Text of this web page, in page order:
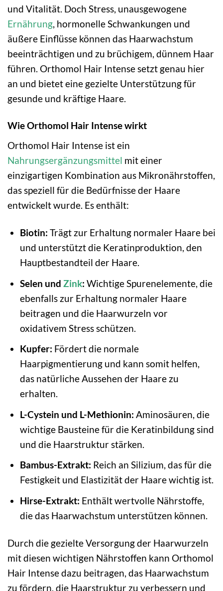
und Vitalität. Doch Stress, unausgewogene
Ernährung , hormonelle Schwankungen und
äußere Einflüsse können das Haarwachstum
beeinträchtigen und zu brüchigem, dünnem Haar
führen. Orthomol Hair Intense setzt genau hier
an und bietet eine gezielte Unterstützung für
gesunde und kräftige Haare.
Wie Orthomol Hair Intense wirkt
Orthomol Hair Intense ist ein
Nahrungsergänzungsmittel mit einer
einzigartigen Kombination aus Mikronährstoffen,
das speziell für die Bedürfnisse der Haare
entwickelt wurde. Es enthält:
Biotin: Trägt zur Erhaltung normaler Haare bei
und unterstützt die Keratinproduktion, den
Hauptbestandteil der Haare.
Selen und Zink: Wichtige Spurenelemente, die
ebenfalls zur Erhaltung normaler Haare
beitragen und die Haarwurzeln vor
oxidativem Stress schützen.
Kupfer: Fördert die normale
Haarpigmentierung und kann somit helfen,
das natürliche Aussehen der Haare zu
erhalten.
L-Cystein und L-Methionin: Aminosäuren, die
wichtige Bausteine für die Keratinbildung sind
und die Haarstruktur stärken.
Bambus-Extrakt: Reich an Silizium, das für die
Festigkeit und Elastizität der Haare wichtig ist.
Hirse-Extrakt: Enthält wertvolle Nährstoffe,
die das Haarwachstum unterstützen können.
Durch die gezielte Versorgung der Haarwurzeln
mit diesen wichtigen Nährstoffen kann Orthomol
Hair Intense dazu beitragen, das Haarwachstum
zu fördern, die Haarstruktur zu verbessern und